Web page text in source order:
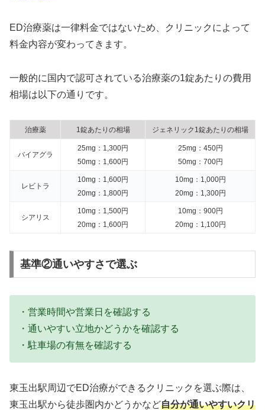
ED治療薬は一律料金ではないため、クリニックによって
料金内容が変わってきます。
一般的に国内で認可されている治療薬の1錠あたりの費用
相場は以下の通りです。
治療薬 1錠あたりの相場 ジェネリック1錠あたりの相場
バイアグラ
25mg：1,300円
50mg：1,600円
25mg：450円
50mg：700円
レビトラ
10mg：1,600円
20mg：1,800円
10mg：1,000円
20mg：1,300円
シアリス
10mg：1,500円
20mg：1,600円
10mg：900円
20mg：1,100円
基準②通いやすさで選ぶ
・営業時間や営業日を確認する
・通いやすい立地かどうかを確認する
・駐車場の有無を確認する
東玉出駅周辺でED治療ができるクリニックを選ぶ際は、
東玉出駅から徒歩圏内かどうかなど自分が通いやすいクリ